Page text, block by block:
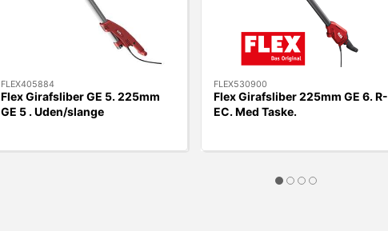
FLEX405884
Flex Girafsliber GE 5. 225mm
GE 5 . Uden/slange
FLEX530900
Flex Girafsliber 225mm GE 6. R-
EC. Med Taske.